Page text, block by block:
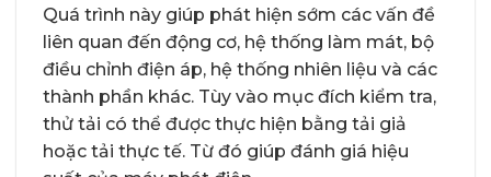
Quá trình này giúp phát hiện sớm các vấn đề
liên quan đến động cơ, hệ thống làm mát, bộ
điều chỉnh điện áp, hệ thống nhiên liệu và các
thành phần khác. Tùy vào mục đích kiểm tra,
thử tải có thể được thực hiện bằng tải giả
hoặc tải thực tế. Từ đó giúp đánh giá hiệu